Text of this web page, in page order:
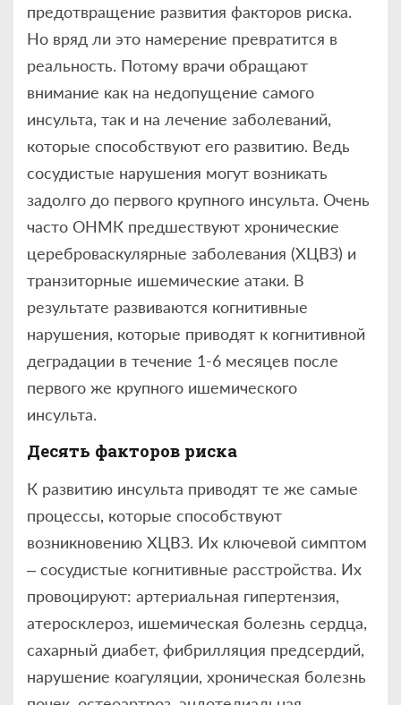
предотвращение развития факторов риска.
Но вряд ли это намерение превратится в
реальность. Потому врачи обращают
внимание как на недопущение самого
инсульта, так и на лечение заболеваний,
которые способствуют его развитию. Ведь
сосудистые нарушения могут возникать
задолго до первого крупного инсульта. Очень
часто ОНМК предшествуют хронические
цереброваскулярные заболевания (ХЦВЗ) и
транзиторные ишемические атаки. В
результате развиваются когнитивные
нарушения, которые приводят к когнитивной
деградации в течение 1-6 месяцев после
первого же крупного ишемического
инсульта.
Десять факторов риска
К развитию инсульта приводят те же самые
процессы, которые способствуют
возникновению ХЦВЗ. Их ключевой симптом
– сосудистые когнитивные расстройства. Их
провоцируют: артериальная гипертензия,
атеросклероз, ишемическая болезнь сердца,
сахарный диабет, фибрилляция предсердий,
нарушение коагуляции, хроническая болезнь